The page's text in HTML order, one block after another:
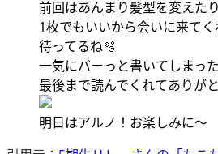
前回はあんまり髪型を変えた
1枚でもいいから会いに来てく
待ってるね🫧
一気にバーっと書いてしまっ
最後まで読んでくれてありが
明日はアルノ！お楽しみに〜